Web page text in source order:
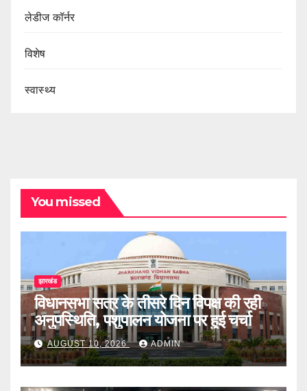
लेडीज कॉर्नर
विशेष
स्वास्थ्य
You missed
झारखंड
विधानसभा सत्र के तीसरे दिन विपक्ष की रही
अनुपस्थिति, पशुपालन योजना पर हुई चर्चा
AUGUST 10, 2026 ADMIN